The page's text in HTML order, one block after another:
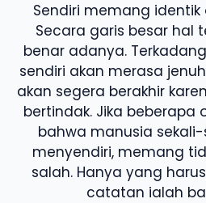
Sendiri memang identik
Secara garis besar hal
benar adanya.
sendiri akan merasa
akan segera berakhir
bertindak. Jika beberapa
bahwa manusia
menyendiri, memang
salah. Hanya yang
catatan ialah